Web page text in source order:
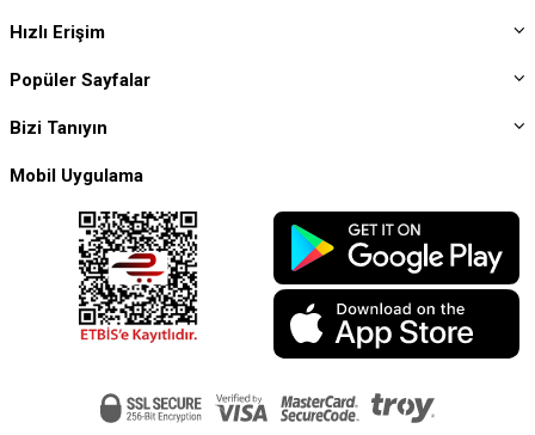
Hızlı Erişim
Popüler Sayfalar
Bizi Tanıyın
Mobil Uygulama